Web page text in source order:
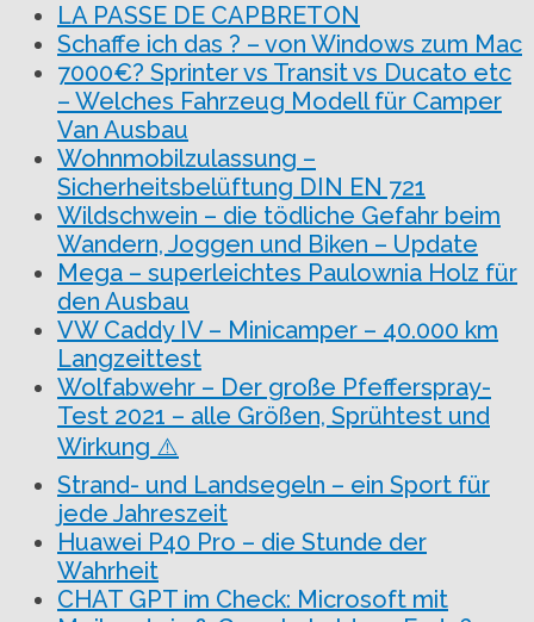
LA PASSE DE CAPBRETON
Schaffe ich das ? – von Windows zum Mac
7000€? Sprinter vs Transit vs Ducato etc
– Welches Fahrzeug Modell für Camper
Van Ausbau
Wohnmobilzulassung –
Sicherheitsbelüftung DIN EN 721
Wildschwein – die tödliche Gefahr beim
Wandern, Joggen und Biken – Update
Mega – superleichtes Paulownia Holz für
den Ausbau
VW Caddy IV – Minicamper – 40.000 km
Langzeittest
Wolfabwehr – Der große Pfefferspray-
Test 2021 – alle Größen, Sprühtest und
Wirkung ⚠️
Strand- und Landsegeln – ein Sport für
jede Jahreszeit
Huawei P40 Pro – die Stunde der
Wahrheit
CHAT GPT im Check: Microsoft mit